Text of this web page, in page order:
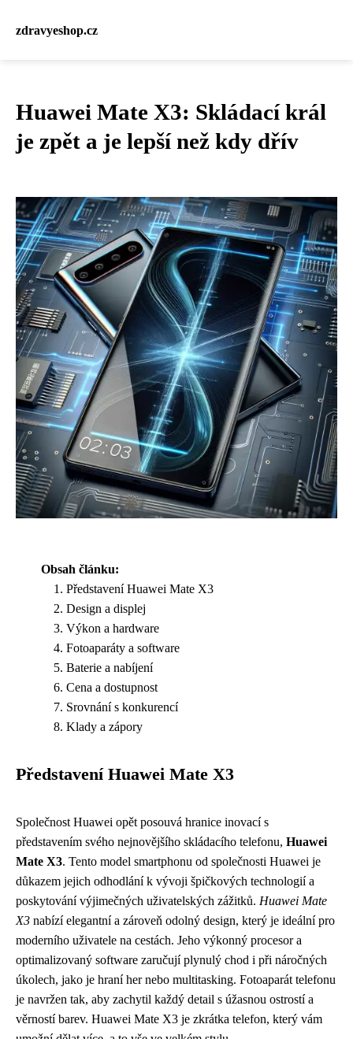
zdravyeshop.cz
Huawei Mate X3: Skládací král
je zpět a je lepší než kdy dřív
Obsah článku:
Představení Huawei Mate X3
Design a displej
Výkon a hardware
Fotoaparáty a software
Baterie a nabíjení
Cena a dostupnost
Srovnání s konkurencí
Klady a zápory
Představení Huawei Mate X3
Společnost Huawei opět posouvá hranice inovací s
představením svého nejnovějšího skládacího telefonu, Huawei
Mate X3. Tento model smartphonu od společnosti Huawei je
důkazem jejich odhodlání k vývoji špičkových technologií a
poskytování výjimečných uživatelských zážitků. Huawei Mate
X3 nabízí elegantní a zároveň odolný design, který je ideální pro
moderního uživatele na cestách. Jeho výkonný procesor a
optimalizovaný software zaručují plynulý chod i při náročných
úkolech, jako je hraní her nebo multitasking. Fotoaparát telefonu
je navržen tak, aby zachytil každý detail s úžasnou ostrostí a
věrností barev. Huawei Mate X3 je zkrátka telefon, který vám